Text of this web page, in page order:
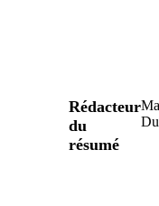
Rédacteur
du
résumé